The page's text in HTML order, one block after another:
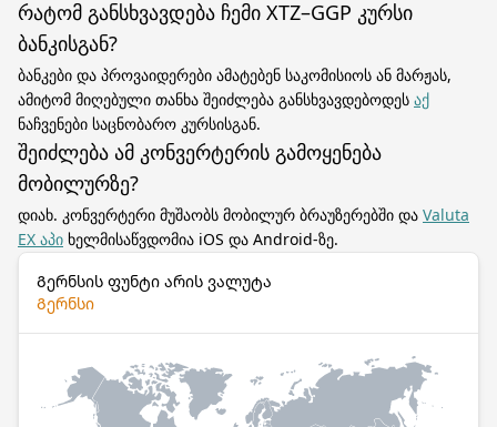
რატომ განსხვავდება ჩემი XTZ–GGP კურსი
ბანკისგან?
ბანკები და პროვაიდერები ამატებენ საკომისიოს ან მარჟას,
ამიტომ მიღებული თანხა შეიძლება განსხვავდებოდეს აქ
ნაჩვენები საცნობარო კურსისგან.
შეიძლება ამ კონვერტერის გამოყენება
მობილურზე?
დიახ. კონვერტერი მუშაობს მობილურ ბრაუზერებში და Valuta
EX აპი ხელმისაწვდომია iOS და Android-ზე.
Გერნსის ფუნტი არის ვალუტა
Გერნსი